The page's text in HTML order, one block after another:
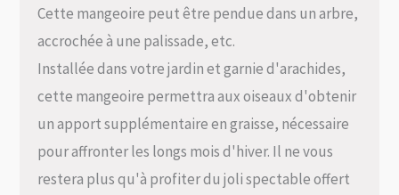
Cette mangeoire peut être pendue dans un arbre,
accrochée à une palissade, etc.
Installée dans votre jardin et garnie d'arachides,
cette mangeoire permettra aux oiseaux d'obtenir
un apport supplémentaire en graisse, nécessaire
pour affronter les longs mois d'hiver. Il ne vous
restera plus qu'à profiter du joli spectable offert